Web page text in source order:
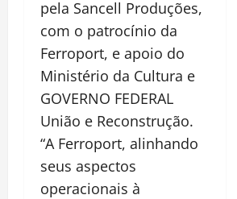
pela Sancell Produções,
com o patrocínio da
Ferroport, e apoio do
Ministério da Cultura e
GOVERNO FEDERAL
União e Reconstrução.
“A Ferroport, alinhando
seus aspectos
operacionais à